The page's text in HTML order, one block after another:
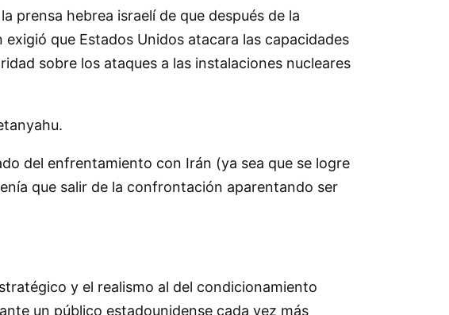
prensa hebrea israelí de que después de la
que Estados Unidos atacara las capacidades
sobre los ataques a las instalaciones nucleares
del enfrentamiento con Irán (ya sea que se logre
que salir de la confrontación aparentando ser
y el realismo al del condicionamiento
un público estadounidense cada vez más